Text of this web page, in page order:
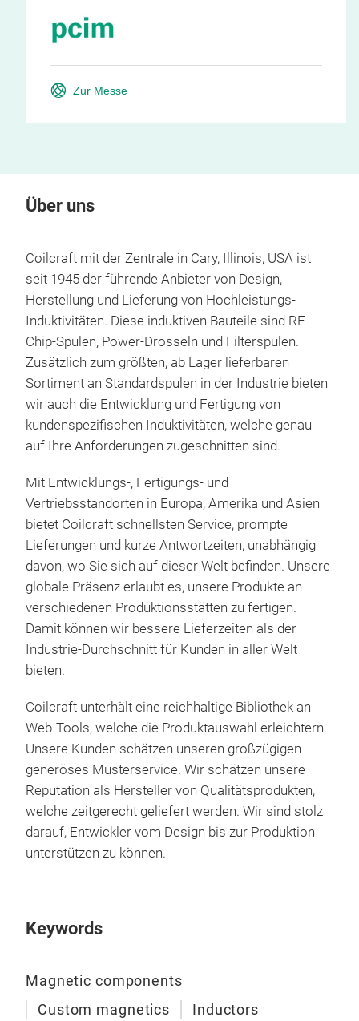
Zur Messe
Über uns
Coilcraft mit der Zentrale in Cary, Illinois, USA ist
seit 1945 der führende Anbieter von Design,
Herstellung und Lieferung von Hochleistungs-
Induktivitäten. Diese induktiven Bauteile sind RF-
Chip-Spulen, Power-Drosseln und Filterspulen.
Zusätzlich zum größten, ab Lager lieferbaren
Sortiment an Standardspulen in der Industrie bieten
wir auch die Entwicklung und Fertigung von
kundenspezifischen Induktivitäten, welche genau
auf Ihre Anforderungen zugeschnitten sind.
Mit Entwicklungs-, Fertigungs- und
Vertriebsstandorten in Europa, Amerika und Asien
bietet Coilcraft schnellsten Service, prompte
Lieferungen und kurze Antwortzeiten, unabhängig
davon, wo Sie sich auf dieser Welt befinden. Unsere
globale Präsenz erlaubt es, unsere Produkte an
verschiedenen Produktionsstätten zu fertigen.
Damit können wir bessere Lieferzeiten als der
Industrie-Durchschnitt für Kunden in aller Welt
bieten.
Coilcraft unterhält eine reichhaltige Bibliothek an
Web-Tools, welche die Produktauswahl erleichtern.
Unsere Kunden schätzen unseren großzügigen
generöses Musterservice. Wir schätzen unsere
Reputation als Hersteller von Qualitätsprodukten,
welche zeitgerecht geliefert werden. Wir sind stolz
darauf, Entwickler vom Design bis zur Produktion
unterstützen zu können.
Keywords
Magnetic components
Custom magnetics
Inductors